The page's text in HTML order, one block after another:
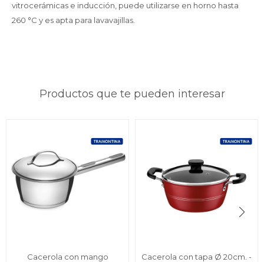
vitrocerámicas e inducción, puede utilizarse en horno hasta
260 °C y es apta para lavavajillas.
Productos que te pueden interesar
Cacerola con mango
Cacerola con tapa Ø 20cm. -